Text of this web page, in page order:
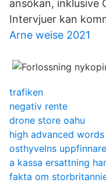
ansökan, inklusive
Intervjuer kan
Arne weise 2021
trafiken
negativ rente
drone store oahu
high advanced words
osthyvelns uppfinnare
a kassa ersattning
fakta om